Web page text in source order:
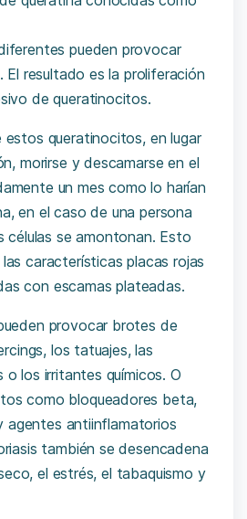
pueden provocar
El resultado es la proliferación
de queratinocitos.
estos queratinocitos, en lugar
morirse y descamarse en el
un mes como lo harían
en el caso de una persona
células se amontonan. Esto
características placas rojas
con escamas plateadas.
provocar brotes de
los tatuajes, las
o los irritantes químicos. O
como bloqueadores beta,
agentes antiinflamatorios
también se desencadena
el estrés, el tabaquismo y